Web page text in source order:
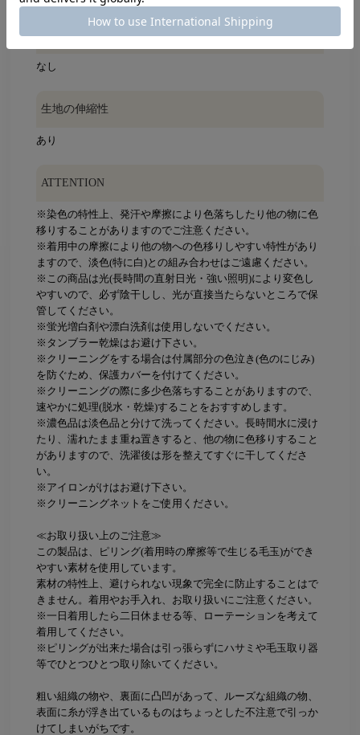
裏地
なし
生地の伸縮性
あり
ATTENTION
※染色の特性上、発汗や摩擦により色落ちしたり他の物に色
移りすることがありますのでご注意ください。
※着用中の摩擦により他の物への色移りしやすい特性があり
ますので、淡色(特に白)との組み合わせはご遠慮ください。
※この商品は光(長時間の直射日光・強い照明)により変色し
やすいので、必ず陰干しし、光が直接当たらないところで保
管してください。
※蛍光増白剤や漂白洗剤は使用しないでください。
※タンブラー乾燥はお避け下さい。
※クリーニングをする場合は付属部分の色泣き(色のにじみ)
を防ぐため、保護カバーを付けてください。
※クリーニングの際に多少色落ちすることがありますので、
速やかに処理(脱水・乾燥)することをおすすめします。
※濃色品は淡色品と分けて洗ってください。長時間水に浸け
たり、濡れたまま重ね置きすると、他の物に色移りすること
がありますので、洗濯後は形を整えてすぐに干してくださ
い。
※アイロンがけはお避け下さい。
※クリーニングネットをご使用ください。
≪お取り扱い上のご注意≫
この製品は、ピリング(着用時の摩擦等で生じる毛玉)ができ
やすい素材を使用しています。
素材の特性上、避けられない現象で完全に防止することはで
きません。着用やお手入れ、お取り扱いにご注意ください。
※一日着用したら二日休ませる等、ローテーションを考えて
着用してください。
※ピリングが出来た場合は引っ張らずにハサミや毛玉取り器
等でひとつひとつ取り除いてください。
粗い組織の物や、裏面に凸凹があって、ルーズな組織の物、
表面に糸が浮き出ているものはちょっとした不注意で引っか
けてしまいがちです。